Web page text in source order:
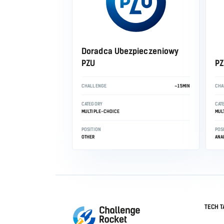
Doradca Ubezpieczeniowy
PZU
CHALLENGE ~15MIN
CATEGORY
MULTIPLE-CHOICE
POSITION
OTHER
TECH